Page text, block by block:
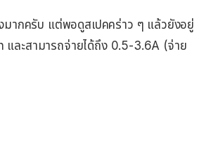
ากครับ แต่พอดูสเปคคร่าว ๆ แล้วยังอยู่
ละสามารถจ่ายได้ถึง 0.5-3.6A (จ่าย